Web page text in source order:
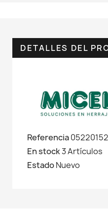
DETALLES DEL
Referencia05220152
En stock3 Artículos
EstadoNuevo